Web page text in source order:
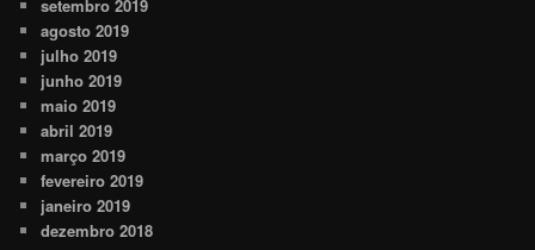
setembro 2019
agosto 2019
julho 2019
junho 2019
maio 2019
abril 2019
março 2019
fevereiro 2019
janeiro 2019
dezembro 2018